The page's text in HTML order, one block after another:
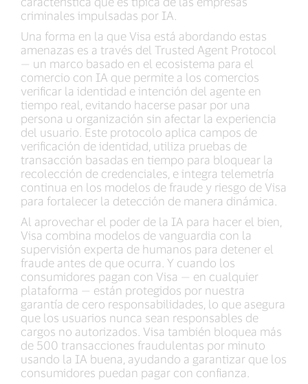
criminales impulsadas por IA.
Una forma en la que Visa está abordando estas
amenazas es a través del Trusted Agent Protocol
— un marco basado en el ecosistema para el
comercio con IA que permite a los comercios
verificar la identidad e intención del agente en
tiempo real, evitando hacerse pasar por una
persona u organización sin afectar la experiencia
del usuario. Este protocolo aplica campos de
verificación de identidad, utiliza pruebas de
transacción basadas en tiempo para bloquear la
recolección de credenciales, e integra telemetría
continua en los modelos de fraude y riesgo de Visa
para fortalecer la detección de manera dinámica.
Al aprovechar el poder de la IA para hacer el bien,
Visa combina modelos de vanguardia con la
supervisión experta de humanos para detener el
fraude antes de que ocurra. Y cuando los
consumidores pagan con Visa — en cualquier
plataforma — están protegidos por nuestra
garantía de cero responsabilidades, lo que asegura
que los usuarios nunca sean responsables de
cargos no autorizados. Visa también bloquea más
de 500 transacciones fraudulentas por minuto
usando la IA buena, ayudando a garantizar que los
consumidores puedan pagar con confianza.